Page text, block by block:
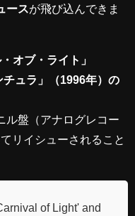
ースが飛び込んできま
オブ・ライト」
チュラ」（1996年）の
ル盤（アナログレコー
リイシューされること
of Light' and